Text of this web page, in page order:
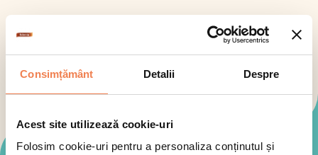
Consimțământ Detalii Despre
Acest site utilizează cookie-uri
Folosim cookie-uri pentru a personaliza conținutul și